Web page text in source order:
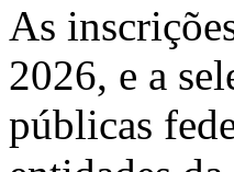
As
2026, e a
públicas